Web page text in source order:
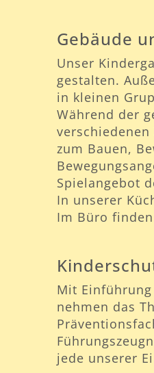
Gebäude
Unser
gestalten.
in kleinen
Während der
zum Bauen,
Spielangebot
In unserer
Im Büro
Mit
nehmen das
jede unserer